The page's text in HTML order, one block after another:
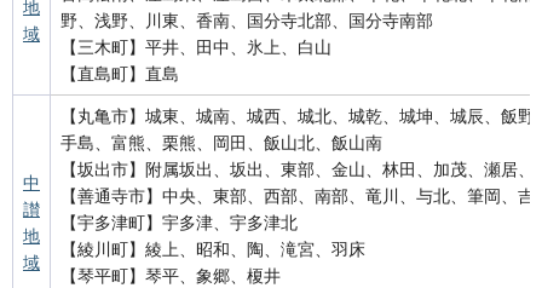
地
域
野、浅野、川東、香南、国分寺北部、国分寺南部
【三木町】平井、田中、氷上、白山
【直島町】直島
中
讃
地
域
【丸亀市】城東、城南、城西、城北、城乾、城坤、城辰、飯
手島、富熊、栗熊、岡田、飯山北、飯山南
【坂出市】附属坂出、坂出、東部、金山、林田、加茂、瀬居
【善通寺市】中央、東部、西部、南部、竜川、与北、筆岡、吉
【宇多津町】宇多津、宇多津北
【綾川町】綾上、昭和、陶、滝宮、羽床
【琴平町】琴平、象郷、榎井